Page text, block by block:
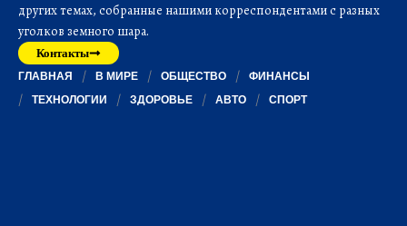
других темах, собранные нашими корреспондентами с разных
уголков земного шара.
Контакты
ГЛАВНАЯ В МИРЕ ОБЩЕСТВО
ФИНАНСЫ
ТЕХНОЛОГИИ
ЗДОРОВЬЕ АВТО СПОРТ